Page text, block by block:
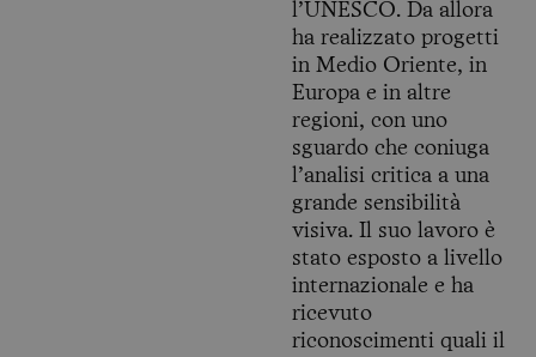
l’UNESCO. Da allora
ha realizzato progetti
in Medio Oriente, in
Europa e in altre
regioni, con uno
sguardo che coniuga
l’analisi critica a una
grande sensibilità
visiva. Il suo lavoro è
stato esposto a livello
internazionale e ha
ricevuto
riconoscimenti quali il